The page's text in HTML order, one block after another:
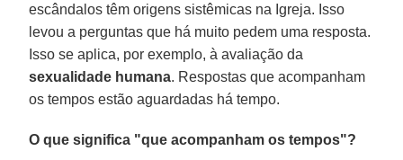
escândalos têm origens sistêmicas na Igreja. Isso
levou a perguntas que há muito pedem uma resposta.
Isso se aplica, por exemplo, à avaliação da
sexualidade humana. Respostas que acompanham
os tempos estão aguardadas há tempo.
O que significa "que acompanham os tempos"?